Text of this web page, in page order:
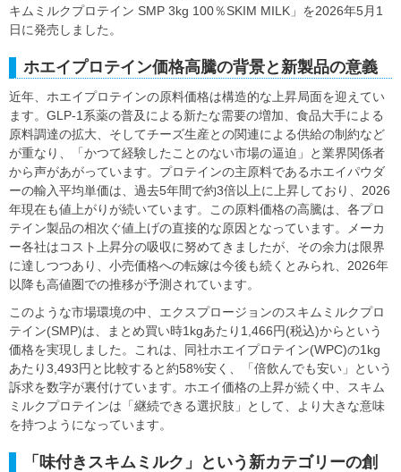
キムミルクプロテイン SMP 3kg 100％SKIM MILK」を2026年5月1
日に発売しました。
ホエイプロテイン価格高騰の背景と新製品の意義
近年、ホエイプロテインの原料価格は構造的な上昇局面を迎えてい
ます。GLP-1系薬の普及による新たな需要の増加、食品大手による
原料調達の拡大、そしてチーズ生産との関連による供給の制約など
が重なり、「かつて経験したことのない市場の逼迫」と業界関係者
から声があがっています。プロテインの主原料であるホエイパウダ
ーの輸入平均単価は、過去5年間で約3倍以上に上昇しており、2026
年現在も値上がりが続いています。この原料価格の高騰は、各プロ
テイン製品の相次ぐ値上げの直接的な原因となっています。メーカ
ー各社はコスト上昇分の吸収に努めてきましたが、その余力は限界
に達しつつあり、小売価格への転嫁は今後も続くとみられ、2026年
以降も高値圏での推移が予測されています。
このような市場環境の中、エクスプロージョンのスキムミルクプロ
テイン(SMP)は、まとめ買い時1kgあたり1,466円(税込)からという
価格を実現しました。これは、同社ホエイプロテイン(WPC)の1kg
あたり3,493円と比較すると約58%安く、「倍飲んでも安い」という
訴求を数字が裏付けています。ホエイ価格の上昇が続く中、スキム
ミルクプロテインは「継続できる選択肢」として、より大きな意味
を持つようになっています。
「味付きスキムミルク」という新カテゴリーの創